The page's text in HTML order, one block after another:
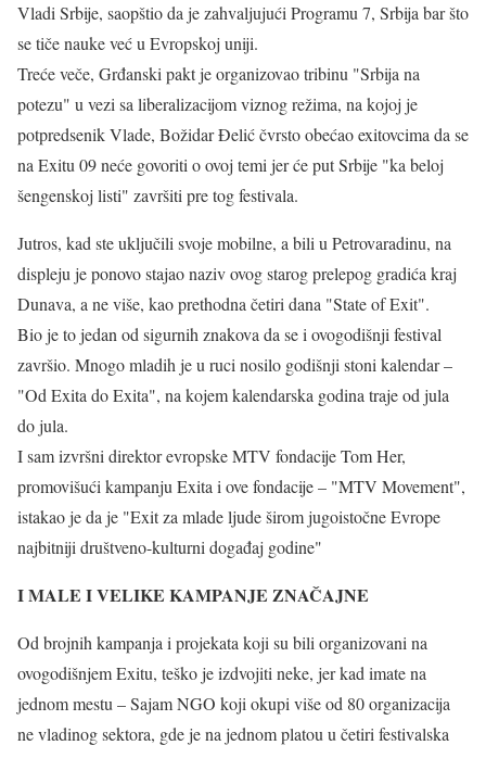
Vladi Srbije, saopštio da je zahvaljujući Programu 7, Srbija bar što
se tiče nauke već u Evropskoj uniji.
Treće veče, Grđanski pakt je organizovao tribinu "Srbija na
potezu" u vezi sa liberalizacijom viznog režima, na kojoj je
potpredsenik Vlade, Božidar Đelić čvrsto obećao exitovcima da se
na Exitu 09 neće govoriti o ovoj temi jer će put Srbije "ka beloj
šengenskoj listi" završiti pre tog festivala.
Jutros, kad ste uključili svoje mobilne, a bili u Petrovaradinu, na
displeju je ponovo stajao naziv ovog starog prelepog gradića kraj
Dunava, a ne više, kao prethodna četiri dana "State of Exit".
Bio je to jedan od sigurnih znakova da se i ovogodišnji festival
završio. Mnogo mladih je u ruci nosilo godišnji stoni kalendar –
"Od Exita do Exita", na kojem kalendarska godina traje od jula
do jula.
I sam izvršni direktor evropske MTV fondacije Tom Her,
promovišući kampanju Exita i ove fondacije – "MTV Movement",
istakao je da je "Exit za mlade ljude širom jugoistočne Evrope
najbitniji društveno-kulturni događaj godine"
I MALE I VELIKE KAMPANJE ZNAČAJNE
Od brojnih kampanja i projekata koji su bili organizovani na
ovogodišnjem Exitu, teško je izdvojiti neke, jer kad imate na
jednom mestu – Sajam NGO koji okupi više od 80 organizacija
ne vladinog sektora, gde je na jednom platou u četiri festivalska